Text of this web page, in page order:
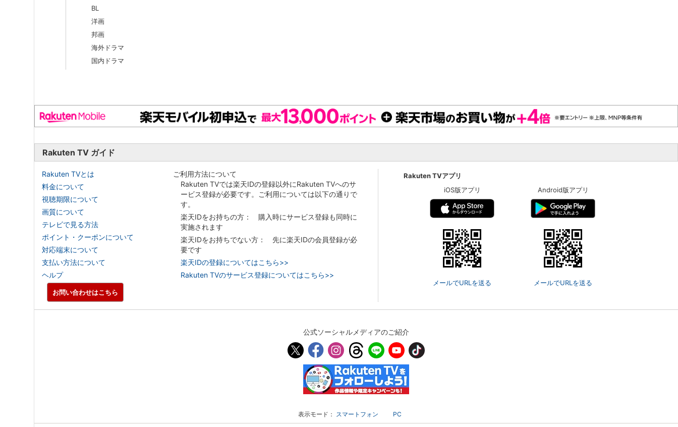
BL
洋画
邦画
海外ドラマ
国内ドラマ
Rakuten TV ガイド
Rakuten TVとは
料金について
視聴期限について
画質について
テレビで見る方法
ポイント・クーポンについて
対応端末について
支払い方法について
ヘルプ
ご利用方法について
Rakuten TVでは楽天IDの登録以外にRakuten TVへのサ
ービス登録が必要です。ご利用については以下の通りで
す。
楽天IDをお持ちの方： 購入時にサービス登録も同時に
実施されます
楽天IDをお持ちでない方： 先に楽天IDの会員登録が必
要です
楽天IDの登録についてはこちら>>
Rakuten TVのサービス登録についてはこちら>>
Rakuten TVアプリ
iOS版アプリ
メールでURLを送る
Android版アプリ
メールでURLを送る
お問い合わせはこちら
公式ソーシャルメディアのご紹介
表示モード： スマートフォン PC